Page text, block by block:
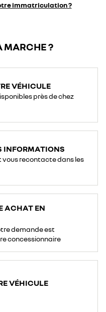
immatriculation ?
?
VÉHICULE
près de chez
INFORMATIONS
vous recontacte dans les
ACHAT EN
demande est
concessionnaire
VÉHICULE